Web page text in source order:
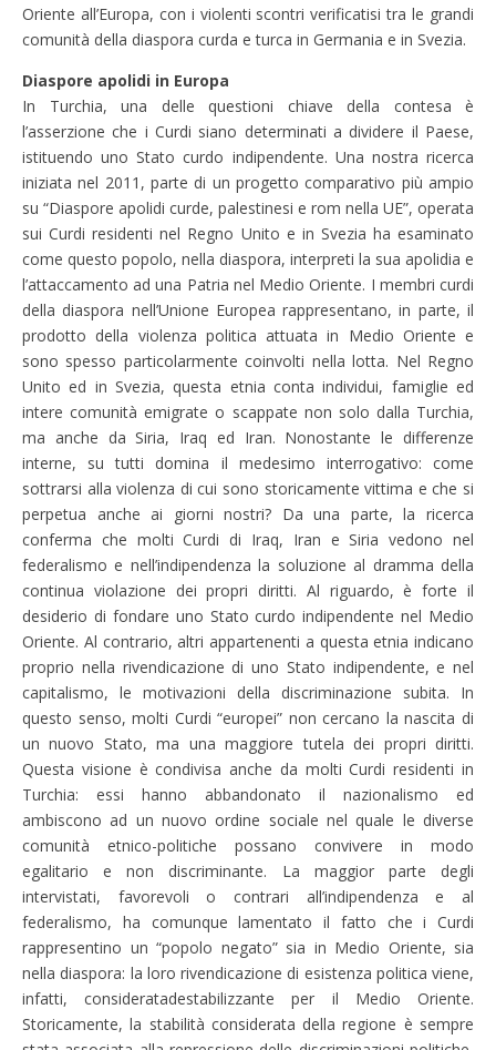
Oriente all’Europa, con i violenti scontri verificatisi tra le grandi
comunità della diaspora curda e turca in Germania e in Svezia.
Diaspore apolidi in Europa
In Turchia, una delle questioni chiave della contesa è
l’asserzione che i Curdi siano determinati a dividere il Paese,
istituendo uno Stato curdo indipendente. Una nostra ricerca
iniziata nel 2011, parte di un progetto comparativo più ampio
su “Diaspore apolidi curde, palestinesi e rom nella UE”, operata
sui Curdi residenti nel Regno Unito e in Svezia ha esaminato
come questo popolo, nella diaspora, interpreti la sua apolidia e
l’attaccamento ad una Patria nel Medio Oriente. I membri curdi
della diaspora nell’Unione Europea rappresentano, in parte, il
prodotto della violenza politica attuata in Medio Oriente e
sono spesso particolarmente coinvolti nella lotta. Nel Regno
Unito ed in Svezia, questa etnia conta individui, famiglie ed
intere comunità emigrate o scappate non solo dalla Turchia,
ma anche da Siria, Iraq ed Iran. Nonostante le differenze
interne, su tutti domina il medesimo interrogativo: come
sottrarsi alla violenza di cui sono storicamente vittima e che si
perpetua anche ai giorni nostri? Da una parte, la ricerca
conferma che molti Curdi di Iraq, Iran e Siria vedono nel
federalismo e nell’indipendenza la soluzione al dramma della
continua violazione dei propri diritti. Al riguardo, è forte il
desiderio di fondare uno Stato curdo indipendente nel Medio
Oriente. Al contrario, altri appartenenti a questa etnia indicano
proprio nella rivendicazione di uno Stato indipendente, e nel
capitalismo, le motivazioni della discriminazione subita. In
questo senso, molti Curdi “europei” non cercano la nascita di
un nuovo Stato, ma una maggiore tutela dei propri diritti.
Questa visione è condivisa anche da molti Curdi residenti in
Turchia: essi hanno abbandonato il nazionalismo ed
ambiscono ad un nuovo ordine sociale nel quale le diverse
comunità etnico-politiche possano convivere in modo
egalitario e non discriminante. La maggior parte degli
intervistati, favorevoli o contrari all’indipendenza e al
federalismo, ha comunque lamentato il fatto che i Curdi
rappresentino un “popolo negato” sia in Medio Oriente, sia
nella diaspora: la loro rivendicazione di esistenza politica viene,
infatti, consideratadestabilizzante per il Medio Oriente.
Storicamente, la stabilità considerata della regione è sempre